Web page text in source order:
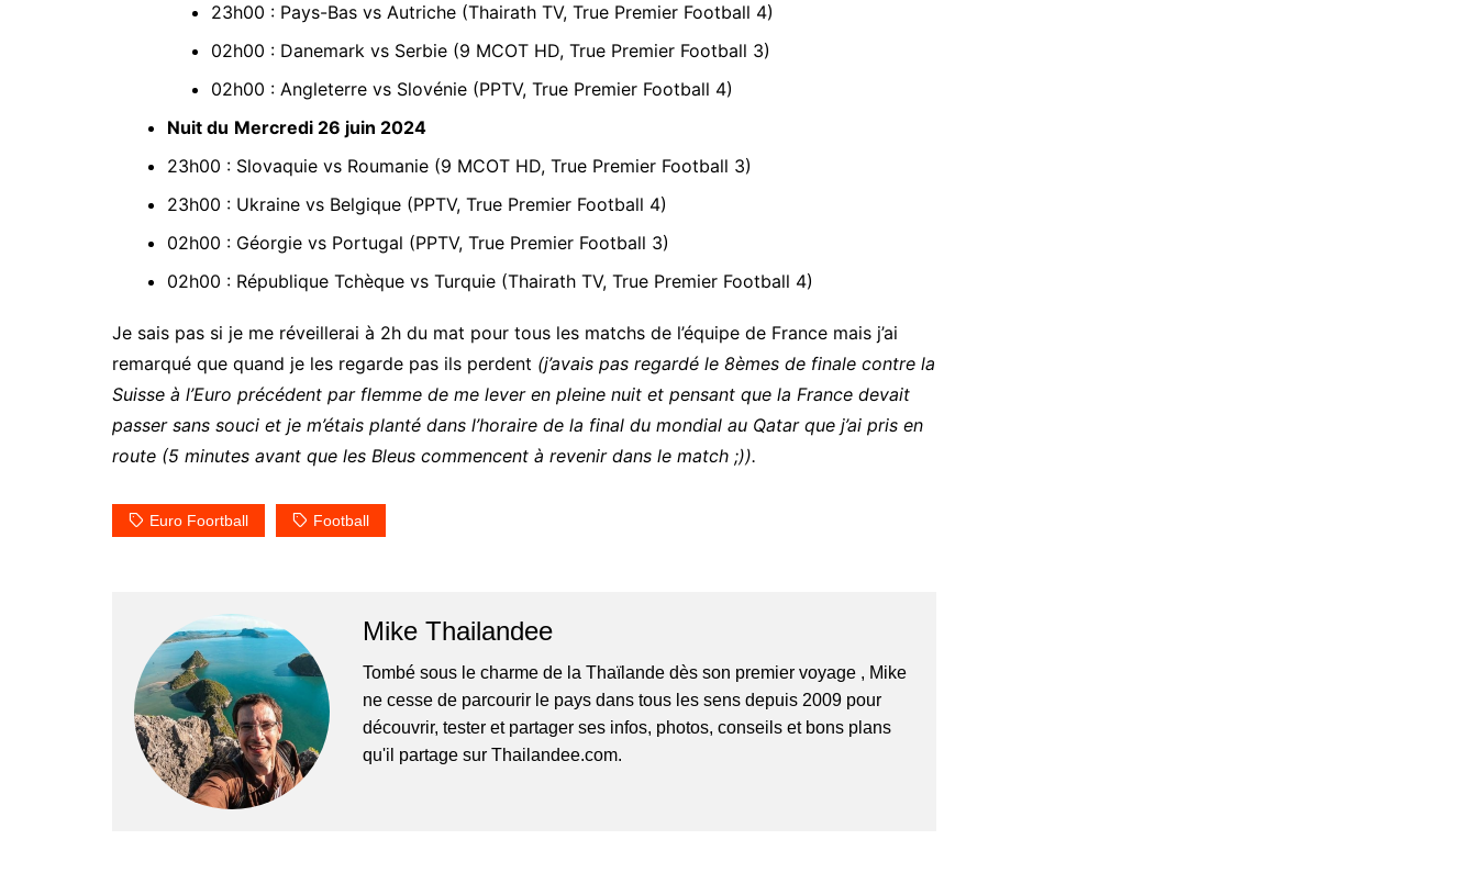
23h00 : Pays-Bas vs Autriche (Thairath TV, True Premier Football 4)
02h00 : Danemark vs Serbie (9 MCOT HD, True Premier Football 3)
02h00 : Angleterre vs Slovénie (PPTV, True Premier Football 4)
Nuit du Mercredi 26 juin 2024
23h00 : Slovaquie vs Roumanie (9 MCOT HD, True Premier Football 3)
23h00 : Ukraine vs Belgique (PPTV, True Premier Football 4)
02h00 : Géorgie vs Portugal (PPTV, True Premier Football 3)
02h00 : République Tchèque vs Turquie (Thairath TV, True Premier Football 4)
Je sais pas si je me réveillerai à 2h du mat pour tous les matchs de l’équipe de France mais j’ai
remarqué que quand je les regarde pas ils perdent (j’avais pas regardé le 8èmes de finale contre la
Suisse à l’Euro précédent par flemme de me lever en pleine nuit et pensant que la France devait
passer sans souci et je m’étais planté dans l’horaire de la final du mondial au Qatar que j’ai pris en
route (5 minutes avant que les Bleus commencent à revenir dans le match ;)).
Euro Foortball Football
Mike Thailandee
Tombé sous le charme de la Thaïlande dès son premier voyage , Mike
ne cesse de parcourir le pays dans tous les sens depuis 2009 pour
découvrir, tester et partager ses infos, photos, conseils et bons plans
qu'il partage sur Thailandee.com.